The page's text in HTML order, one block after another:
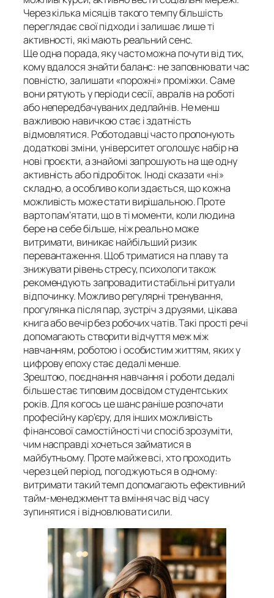
Через кілька місяців такого темпу більшість
переглядає свої підходи і залишає лише ті
активності, які мають реальний сенс.
Ще одна порада, яку часто можна почути від тих,
кому вдалося знайти баланс: не заповнювати час
повністю, залишати «порожні» проміжки. Саме
вони рятують у періоди сесії, авралів на роботі
або непередбачуваних дедлайнів. Не менш
важливою навичкою стає і здатність
відмовлятися. Роботодавці часто пропонують
додаткові зміни, університет оголошує набір на
нові проєкти, а знайомі запрошують на ще одну
активність або підробіток. Іноді сказати «ні»
складно, а особливо коли здається, що кожна
можливість може стати вирішальною. Проте
варто пам’ятати, що в ті моменти, коли людина
бере на себе більше, ніж реально може
витримати, виникає найбільший ризик
перевантаження. Щоб триматися на плаву та
знижувати рівень стресу, психологи також
рекомендують запровадити стабільні ритуали
відпочинку. Можливо регулярні тренування,
прогулянка після пар, зустріч з друзями, цікава
книга або вечір без робочих чатів. Такі прості речі
допомагають створити відчуття меж між
навчанням, роботою і особистим життям, яких у
цифрову епоху стає дедалі менше.
Зрештою, поєднання навчання і роботи дедалі
більше стає типовим досвідом студентських
років. Для когось це шанс раніше розпочати
професійну кар’єру, для інших можливість
фінансової самостійності чи спосіб зрозуміти,
чим насправді хочеться займатися в
майбутньому. Проте майже всі, хто проходить
через цей період, погоджуються в одному:
витримати такий темп допомагають ефективний
тайм-менеджмент та вміння час від часу
зупинятися і відновлювати сили.